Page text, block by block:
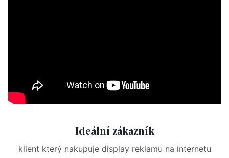
Ideální zákazník
klient který nakupuje display reklamu na internetu